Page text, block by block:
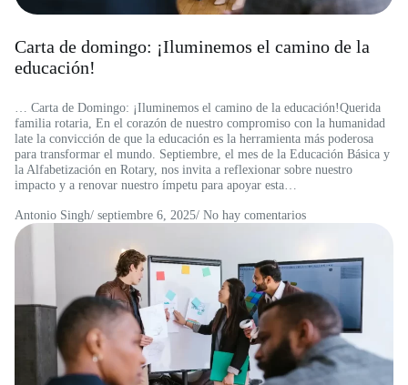
Carta de domingo: ¡Iluminemos el camino de la
educación!
… Carta de Domingo: ¡Iluminemos el camino de la educación!Querida
familia rotaria, En el corazón de nuestro compromiso con la humanidad
late la convicción de que la educación es la herramienta más poderosa
para transformar el mundo. Septiembre, el mes de la Educación Básica y
la Alfabetización en Rotary, nos invita a reflexionar sobre nuestro
impacto y a renovar nuestro ímpetu para apoyar esta…
Antonio Singh/ septiembre 6, 2025/ No hay comentarios